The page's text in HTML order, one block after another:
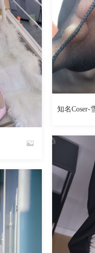
阅读
魅丝社
知名Coser-